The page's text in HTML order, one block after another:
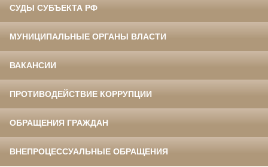
СУДЫ СУБЪЕКТА РФ
МУНИЦИПАЛЬНЫЕ ОРГАНЫ ВЛАСТИ
ВАКАНСИИ
ПРОТИВОДЕЙСТВИЕ КОРРУПЦИИ
ОБРАЩЕНИЯ ГРАЖДАН
ВНЕПРОЦЕССУАЛЬНЫЕ ОБРАЩЕНИЯ